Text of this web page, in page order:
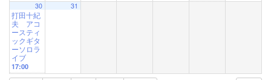
30
打田十紀
夫 アコ
ースティ
ックギタ
ーソロラ
イブ
17:00
31